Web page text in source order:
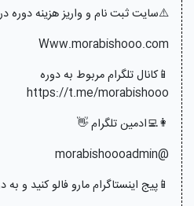
⚠️سایت ثبت نام و واریز هزینه دوره
Www.morabishooo.com
📱کانال تلگرام مربوط به دوره
https://t.me/morabishooo
👩‍💻ادمین تلگرام 👋
@morabishoooadmin
📱پیج اینستاگرام مارو فالو کنید و